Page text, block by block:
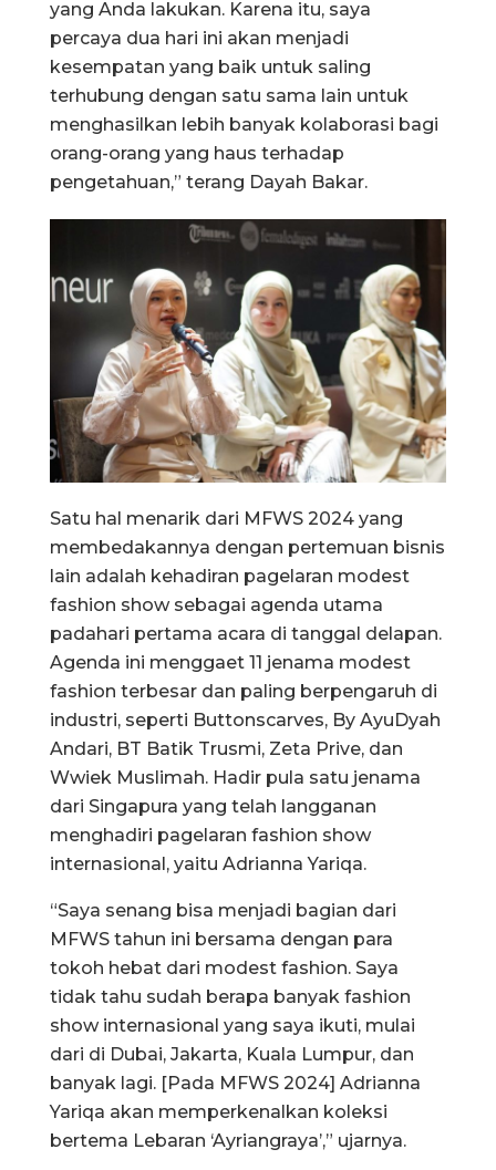
yang Anda lakukan. Karena itu, saya
percaya dua hari ini akan menjadi
kesempatan yang baik untuk saling
terhubung dengan satu sama lain untuk
menghasilkan lebih banyak kolaborasi bagi
orang-orang yang haus terhadap
pengetahuan,” terang Dayah Bakar.
Satu hal menarik dari MFWS 2024 yang
membedakannya dengan pertemuan bisnis
lain adalah kehadiran pagelaran modest
fashion show sebagai agenda utama
padahari pertama acara di tanggal delapan.
Agenda ini menggaet 11 jenama modest
fashion terbesar dan paling berpengaruh di
industri, seperti Buttonscarves, By AyuDyah
Andari, BT Batik Trusmi, Zeta Prive, dan
Wwiek Muslimah. Hadir pula satu jenama
dari Singapura yang telah langganan
menghadiri pagelaran fashion show
internasional, yaitu Adrianna Yariqa.
“Saya senang bisa menjadi bagian dari
MFWS tahun ini bersama dengan para
tokoh hebat dari modest fashion. Saya
tidak tahu sudah berapa banyak fashion
show internasional yang saya ikuti, mulai
dari di Dubai, Jakarta, Kuala Lumpur, dan
banyak lagi. [Pada MFWS 2024] Adrianna
Yariqa akan memperkenalkan koleksi
bertema Lebaran ‘Ayriangraya’,” ujarnya.